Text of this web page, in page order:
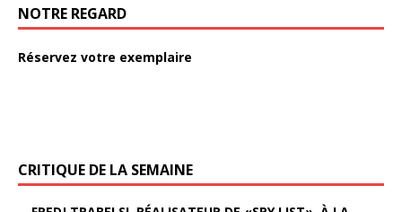
NOTRE REGARD
Réservez votre exemplaire
CRITIQUE DE LA SEMAINE